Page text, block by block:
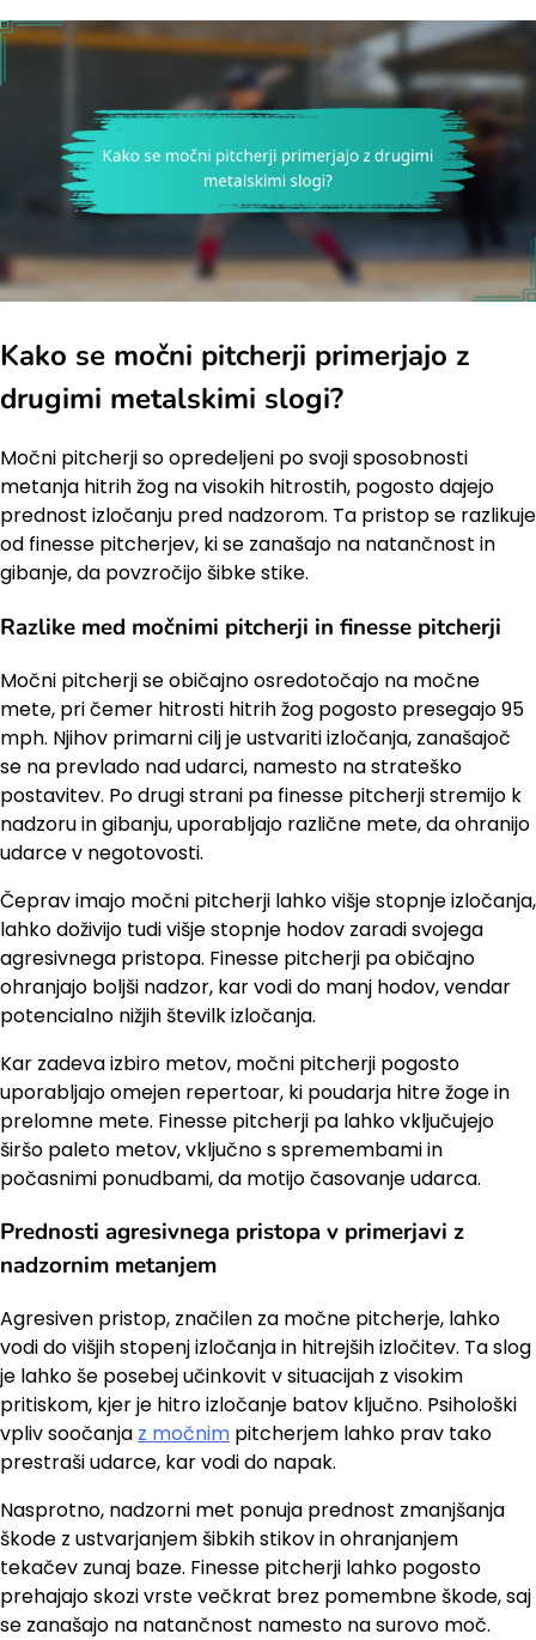
Kako se močni pitcherji primerjajo z
drugimi metalskimi slogi?
Močni pitcherji so opredeljeni po svoji sposobnosti
metanja hitrih žog na visokih hitrostih, pogosto dajejo
prednost izločanju pred nadzorom. Ta pristop se razlikuje
od finesse pitcherjev, ki se zanašajo na natančnost in
gibanje, da povzročijo šibke stike.
Razlike med močnimi pitcherji in finesse pitcherji
Močni pitcherji se običajno osredotočajo na močne
mete, pri čemer hitrosti hitrih žog pogosto presegajo 95
mph. Njihov primarni cilj je ustvariti izločanja, zanašajoč
se na prevlado nad udarci, namesto na strateško
postavitev. Po drugi strani pa finesse pitcherji stremijo k
nadzoru in gibanju, uporabljajo različne mete, da ohranijo
udarce v negotovosti.
Čeprav imajo močni pitcherji lahko višje stopnje izločanja,
lahko doživijo tudi višje stopnje hodov zaradi svojega
agresivnega pristopa. Finesse pitcherji pa običajno
ohranjajo boljši nadzor, kar vodi do manj hodov, vendar
potencialno nižjih številk izločanja.
Kar zadeva izbiro metov, močni pitcherji pogosto
uporabljajo omejen repertoar, ki poudarja hitre žoge in
prelomne mete. Finesse pitcherji pa lahko vključujejo
širšo paleto metov, vključno s spremembami in
počasnimi ponudbami, da motijo časovanje udarca.
Prednosti agresivnega pristopa v primerjavi z
nadzornim metanjem
Agresiven pristop, značilen za močne pitcherje, lahko
vodi do višjih stopenj izločanja in hitrejših izločitev. Ta slog
je lahko še posebej učinkovit v situacijah z visokim
pritiskom, kjer je hitro izločanje batov ključno. Psihološki
vpliv soočanja z močnim pitcherjem lahko prav tako
prestraši udarce, kar vodi do napak.
Nasprotno, nadzorni met ponuja prednost zmanjšanja
škode z ustvarjanjem šibkih stikov in ohranjanjem
tekačev zunaj baze. Finesse pitcherji lahko pogosto
prehajajo skozi vrste večkrat brez pomembne škode, saj
se zanašajo na natančnost namesto na surovo moč.